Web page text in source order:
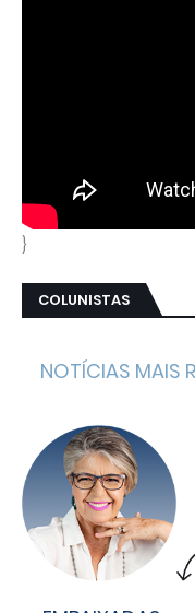
}
COLUNISTAS
NOTÍCIAS MAIS